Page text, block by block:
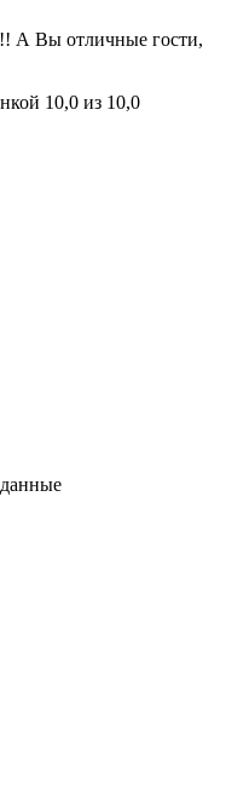
А Вы отличные гости,
10,0 из 10,0